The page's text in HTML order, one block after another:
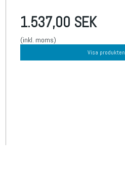
1.537,00 SEK
(inkl. moms)
Visa produkten